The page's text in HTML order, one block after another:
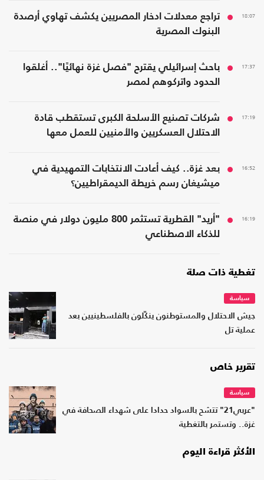
18:07
تراجع معدلات ادخار المصريين يكشف تهاوي أرصدة
البنوك المصرية
17:37
باحث إسرائيلي يقترح "فصل غزة نهائيًا".. أغلقوا
الحدود واتركوهم لمصر
17:19
شركات تصنيع الأسلحة الكبرى تستقطب قادة
الاحتلال العسكريين والأمنيين للعمل معها
16:52
بعد غزة.. كيف أعادت الانتخابات التمهيدية في
ميشيغان رسم خريطة الديمقراطيين؟
16:19
"أريد" القطرية تستثمر 800 مليون دولار في منصة
للذكاء الاصطناعي
تغطية ذات صلة
سياسة
جيش الاحتلال والمستوطنون ينكّلون بالفلسطينيين بعد
عملية تل
تقرير خاص
سياسة
"عربي21" تتشح بالسواد حدادا على شهداء الصحافة في
غزة.. وتستمر بالتغطية
الأكثر قراءة اليوم